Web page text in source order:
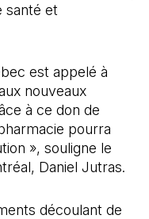
santé et
est appelé à
nouveaux
à ce don de
pourra
», souligne le
Daniel Jutras.
découlant de